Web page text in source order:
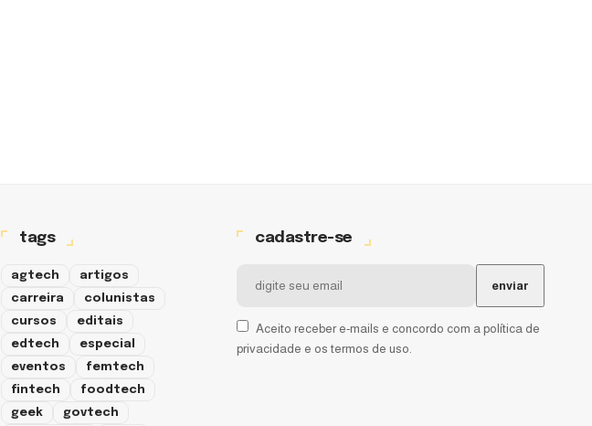
tags
agtech
artigos
carreira
colunistas
cursos
editais
edtech
especial
eventos
femtech
fintech
foodtech
geek
govtech
cadastre-se
Aceito receber e-mails e concordo com a política de
privacidade e os termos de uso.